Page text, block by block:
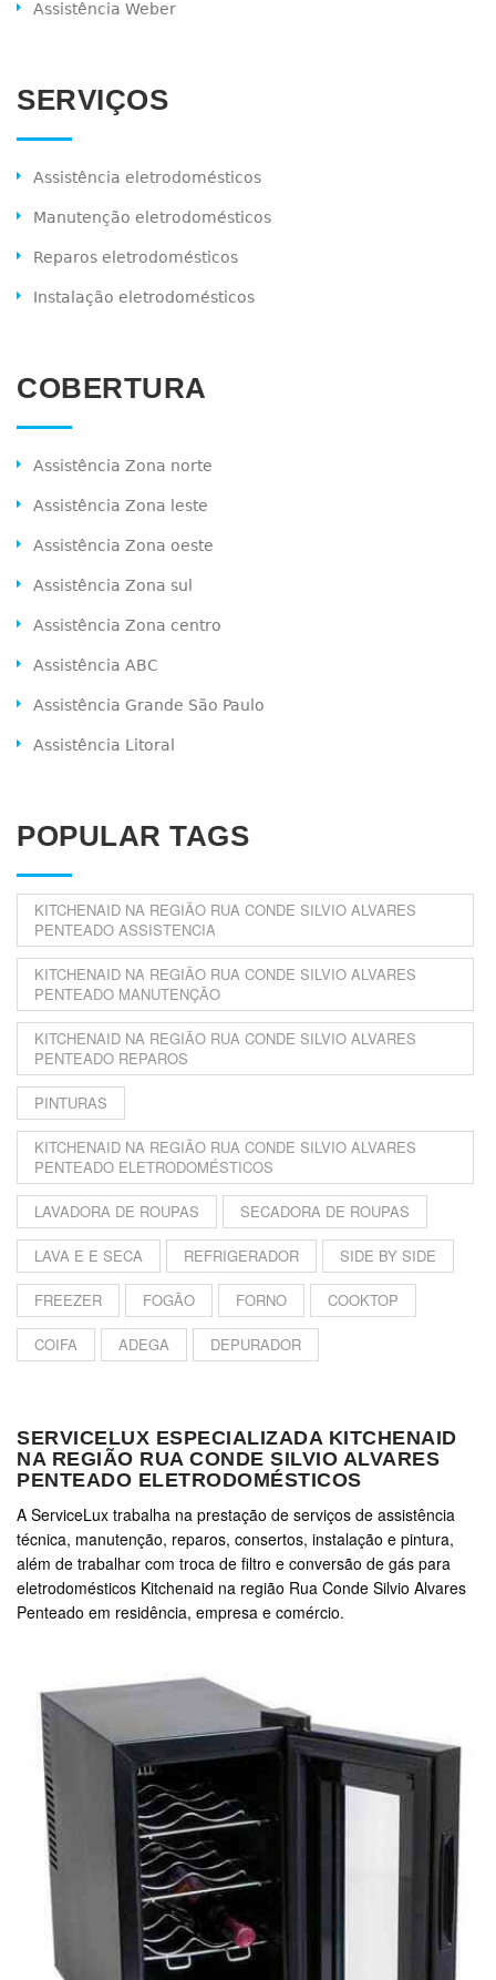
Assistência Weber
SERVIÇOS
Assistência eletrodomésticos
Manutenção eletrodomésticos
Reparos eletrodomésticos
Instalação eletrodomésticos
COBERTURA
Assistência Zona norte
Assistência Zona leste
Assistência Zona oeste
Assistência Zona sul
Assistência Zona centro
Assistência ABC
Assistência Grande São Paulo
Assistência Litoral
POPULAR TAGS
KITCHENAID NA REGIÃO RUA CONDE SILVIO ALVARES
PENTEADO ASSISTENCIA
KITCHENAID NA REGIÃO RUA CONDE SILVIO ALVARES
PENTEADO MANUTENÇÃO
KITCHENAID NA REGIÃO RUA CONDE SILVIO ALVARES
PENTEADO REPAROS
PINTURAS
KITCHENAID NA REGIÃO RUA CONDE SILVIO ALVARES
PENTEADO ELETRODOMÉSTICOS
LAVADORA DE ROUPAS SECADORA DE ROUPAS
LAVA E E SECA REFRIGERADOR SIDE BY SIDE
FREEZER FOGÃO FORNO COOKTOP
COIFA ADEGA DEPURADOR
SERVICELUX ESPECIALIZADA KITCHENAID
NA REGIÃO RUA CONDE SILVIO ALVARES
PENTEADO ELETRODOMÉSTICOS
A ServiceLux trabalha na prestação de serviços de assistência
técnica, manutenção, reparos, consertos, instalação e pintura,
além de trabalhar com troca de filtro e conversão de gás para
eletrodomésticos Kitchenaid na região Rua Conde Silvio Alvares
Penteado em residência, empresa e comércio.